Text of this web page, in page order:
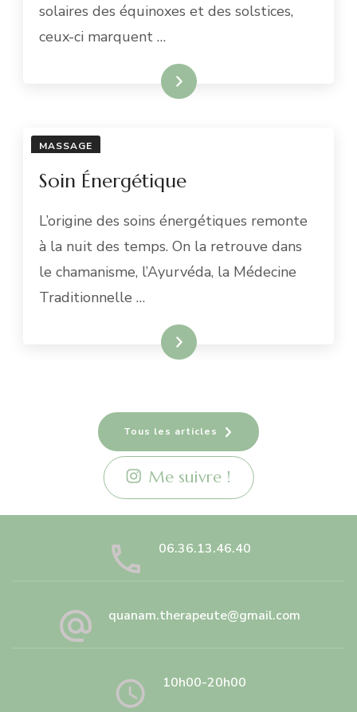
solaires des équinoxes et des solstices,
ceux-ci marquent …
En savoir plus
MASSAGE
Soin Énergétique
L’origine des soins énergétiques remonte
à la nuit des temps. On la retrouve dans
le chamanisme, l’Ayurvéda, la Médecine
Traditionnelle …
En savoir plus
Tous les articles
Me suivre !
06.36.13.46.40
quanam.therapeute@gmail.com
10h00-20h00